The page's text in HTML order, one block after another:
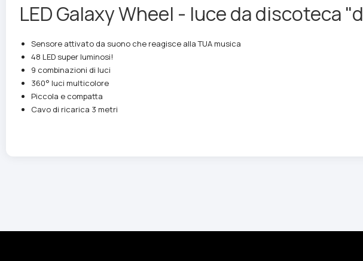
LED Galaxy Wheel - luce da discoteca
Sensore attivato da suono che reagisce alla TUA musica
48 LED super luminosi!
9 combinazioni di luci
360° luci multicolore
Piccola e compatta
Cavo di ricarica 3 metri